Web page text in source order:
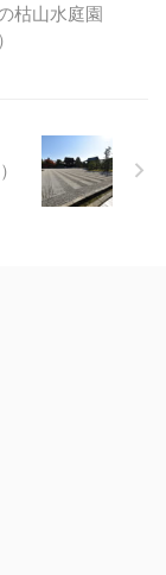
枯山水庭園